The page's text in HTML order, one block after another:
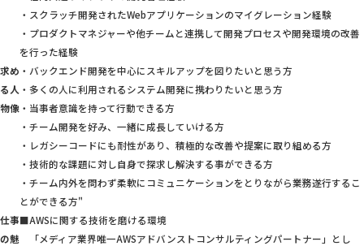
・スクラッチ開発されたWebアプリケーションのマイグレーション経験
・プロダクトマネジャーや他チームと連携して開発プロセスや開発環境の改善
を行った経験
求め
る人
物像
・バックエンド開発を中心にスキルアップを図りたいと思う方
・多くの人に利用されるシステム開発に携わりたいと思う方
・当事者意識を持って行動できる方
・チーム開発を好み、一緒に成長していける方
・レガシーコードにも耐性があり、積極的な改善や提案に取り組める方
・技術的な課題に対し自身で探求し解決する事ができる方
・チーム内外を問わず柔軟にコミュニケーションをとりながら業務遂行するこ
とができる方"
仕事
の魅
■AWSに関する技術を磨ける環境
「メディア業界唯一AWSアドバンストコンサルティングパートナー」とし